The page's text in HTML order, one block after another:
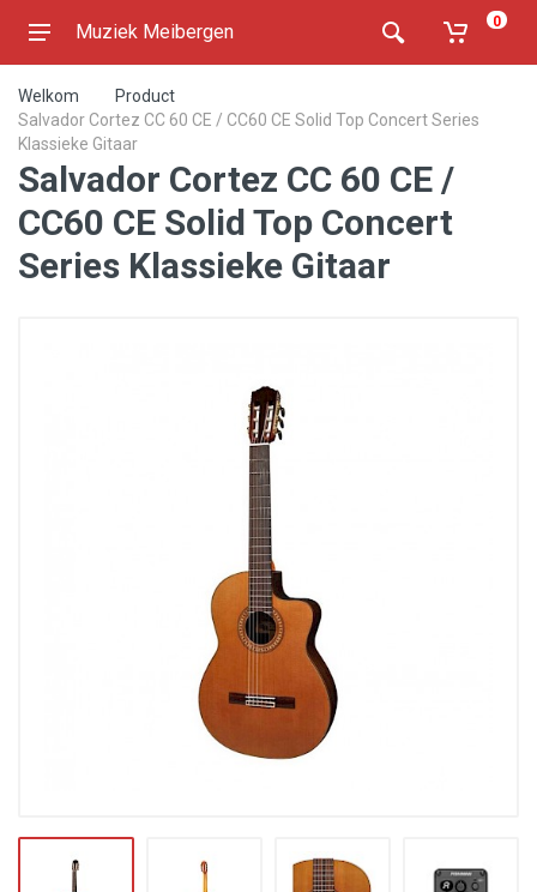
Muziek Meibergen 0
Welkom
Product
Salvador Cortez CC 60 CE / CC60 CE Solid Top Concert Series
Klassieke Gitaar
Salvador Cortez CC 60 CE /
CC60 CE Solid Top Concert
Series Klassieke Gitaar